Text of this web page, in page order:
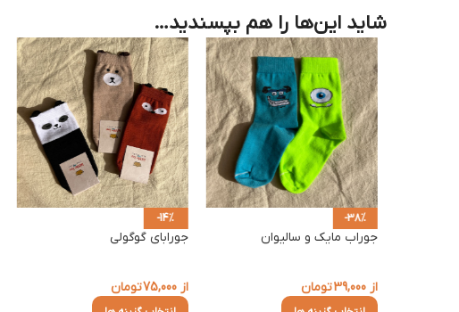
شاید این‌ها را هم بپسندید…
-38%
جوراب مایک و سالیوان
از39,000تومان
-14%
جورابای گوگولی
از75,000تومان